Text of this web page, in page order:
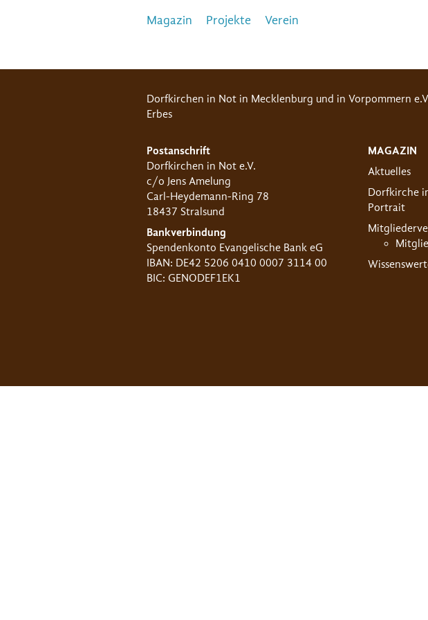
Magazin Projekte Verein
Dorfkirchen in Not in Mecklenburg und in Vorpommern
Erbes
Postanschrift
Dorfkirchen in Not e.V.
c/o Jens Amelung
Carl-Heydemann-Ring 78
18437 Stralsund
Bankverbindung
Spendenkonto Evangelische Bank eG
IBAN: DE42 5206 0410 0007 3114 00
BIC: GENODEF1EK1
MAGAZIN
Aktuelles
Dorfkirche
Portrait